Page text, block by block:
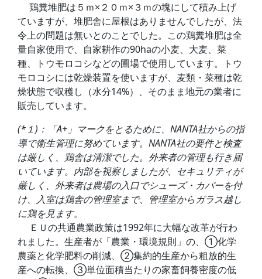
鶏糞堆肥は５ｍ×２０ｍ×３ｍの塊にして積み上げ
ていますが、堆肥舎に屋根はありませんでしたが、法
令上の問題は無いとのことでした。この鶏糞堆肥は全
量自家使用で、自家耕作の90haの小麦、大麦、菜
種、トウモロコシなどの圃場で使用しています。トウ
モロコシには乾燥装置を使いますが、麦類・菜種は乾
燥状態で収穫し（水分14%）、そのまま地元の業者に
販売しています。
(*１)：「A+」マークをとるために、NANTA社からの指
導で衛生管理に努めています。NANTA社の要件と検査
は厳しく、鶏舎は清潔でした。外来者の管理も行き届
いています。内部を視察しましたが、セキュリティが
厳しく、外来者は農場の入口でシューズ・カバーを付
け、入室は鶏舎の管理室まで、管理室からガラス越し
に鶏を見ます。
ＥＵの共通農業政策は1992年に大幅な改革が行わ
れました。生産者が「農業・環境規則」の、①化学
農薬と化学肥料の削減、②集約的生産から粗放的生
産への転換、③単位面積当たりの家畜飼養密度の低